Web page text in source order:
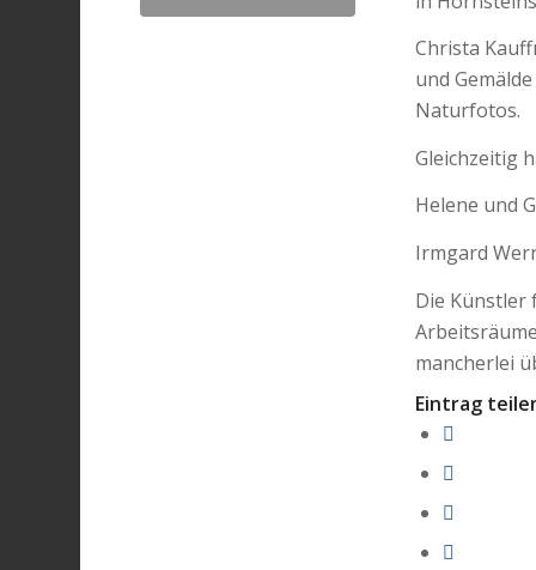
Christa
und
Naturfotos.
Gleichzeitig
Helene und
Irmgard
Die Künstler
mancherlei
Eintrag